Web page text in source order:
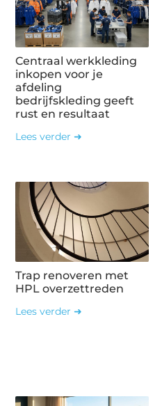
Centraal werkkleding
inkopen voor je
afdeling
bedrijfskleding geeft
rust en resultaat
Lees verder ➜
Trap renoveren met
HPL overzettreden
Lees verder ➜